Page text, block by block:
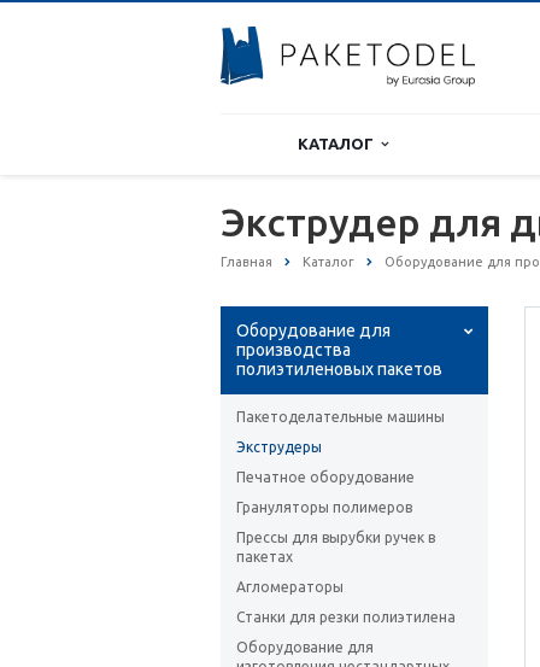
КАТАЛОГ
Экструдер для
Главная Каталог Оборудование для
Оборудование для
производства
полиэтиленовых пакетов
Пакетоделательные машины
Экструдеры
Печатное оборудование
Грануляторы полимеров
Прессы для вырубки ручек в
пакетах
Агломераторы
Станки для резки полиэтилена
Оборудование для